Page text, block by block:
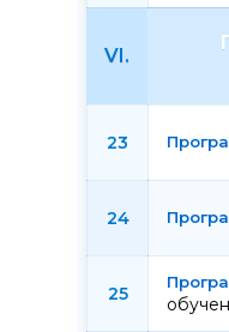
VI.
23
24
25